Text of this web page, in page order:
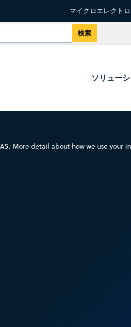
マイクロエレクト
ソリュー
More detail about how we use your